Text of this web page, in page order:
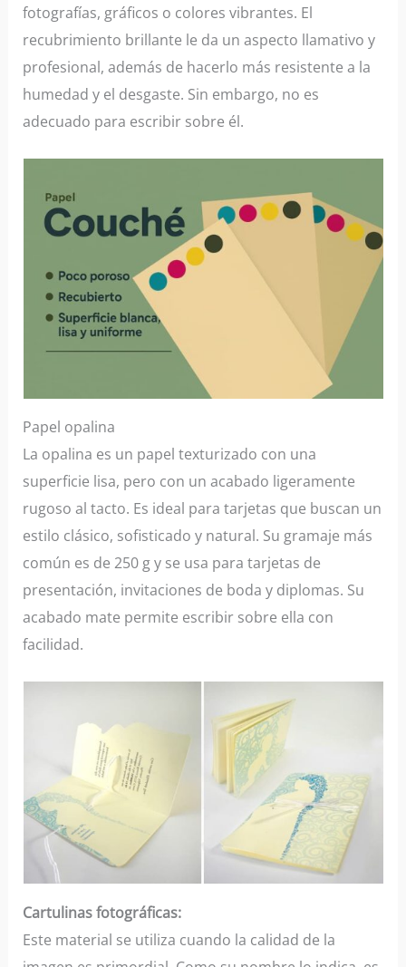
fotografías, gráficos o colores vibrantes. El
recubrimiento brillante le da un aspecto llamativo y
profesional, además de hacerlo más resistente a la
humedad y el desgaste. Sin embargo, no es
adecuado para escribir sobre él.
Papel opalina
La opalina es un papel texturizado con una
superficie lisa, pero con un acabado ligeramente
rugoso al tacto. Es ideal para tarjetas que buscan un
estilo clásico, sofisticado y natural. Su gramaje más
común es de 250 g y se usa para tarjetas de
presentación, invitaciones de boda y diplomas. Su
acabado mate permite escribir sobre ella con
facilidad.
Cartulinas fotográficas:
Este material se utiliza cuando la calidad de la